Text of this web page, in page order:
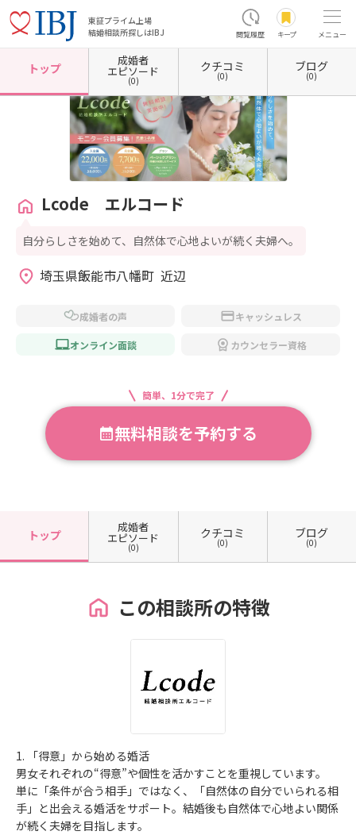
東証プライム上場
結婚相談所探しはIBJ
閲覧履歴 キープ メニュー
ホーム 埼玉県の結婚相談所 埼玉県飯能市 Lcode エルコード
トップ
成婚者
エピソード
(0)
クチコミ
(0)
ブログ
(0)
Lcode エルコード
自分らしさを始めて、自然体で心地よいが続く夫婦へ。
埼玉県飯能市八幡町  近辺
成婚者の声 キャッシュレス
オンライン面談 カウンセラー資格
簡単、1分で完了
無料相談を予約する
トップ
成婚者
エピソード
(0)
クチコミ
(0)
ブログ
(0)
この相談所の特徴
1. 「得意」から始める婚活
男女それぞれの“得意”や個性を活かすことを重視しています。
単に「条件が合う相手」ではなく、「自然体の自分でいられる相
手」と出会える婚活をサポート。結婚後も自然体で心地よい関係
が続く夫婦を目指します。